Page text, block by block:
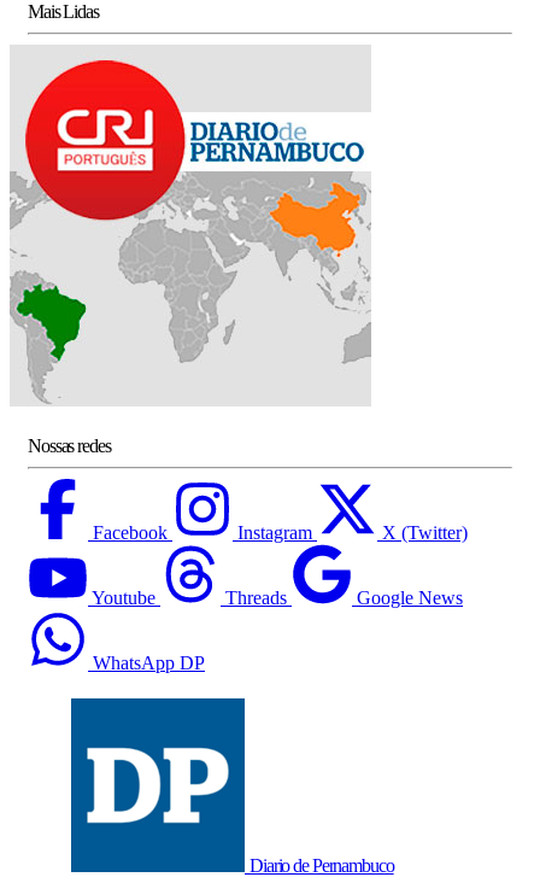
Mais Lidas
Nossas redes
Facebook Instagram X (Twitter)
Youtube Threads Google News
WhatsApp DP
Diario de Pernambuco